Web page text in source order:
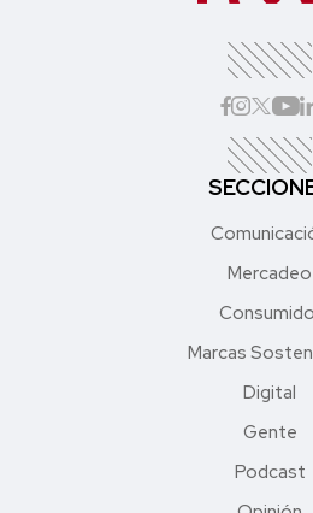
Mercadeo
Marcas
Digital
Gente
Podcast